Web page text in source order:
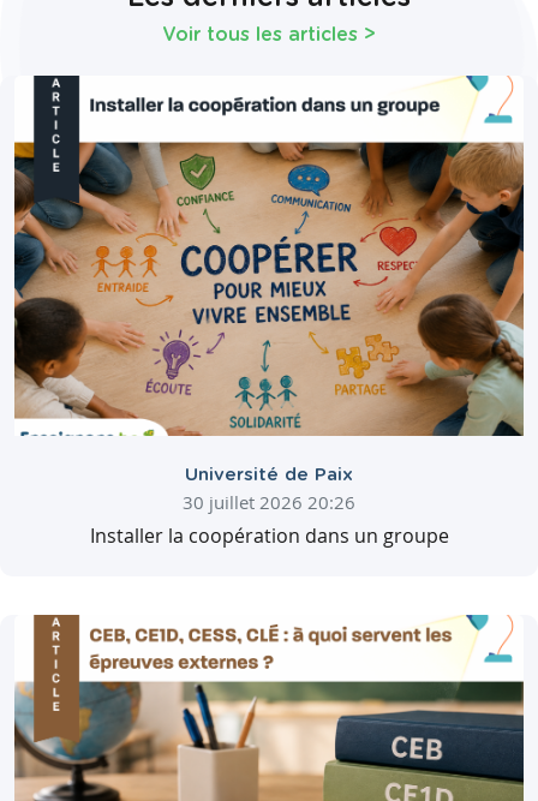
Voir tous les articles >
Université de Paix
30 juillet 2026 20:26
Installer la coopération dans un groupe